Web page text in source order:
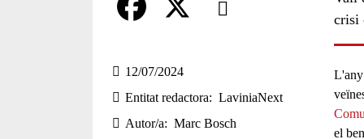
a
c
e
12/07/2024
Entitat redactora
LaviniaNext
Autor/a
Marc Bosch
crisi
L'any
el